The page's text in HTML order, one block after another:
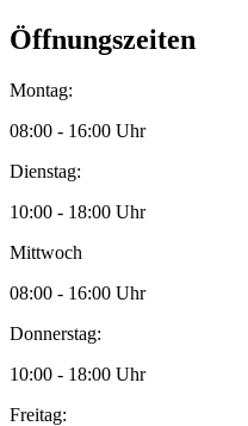
Öffnungszeiten
Montag:
08:00 - 16:00 Uhr
Dienstag:
10:00 - 18:00 Uhr
Mittwoch
08:00 - 16:00 Uhr
Donnerstag:
10:00 - 18:00 Uhr
Freitag: